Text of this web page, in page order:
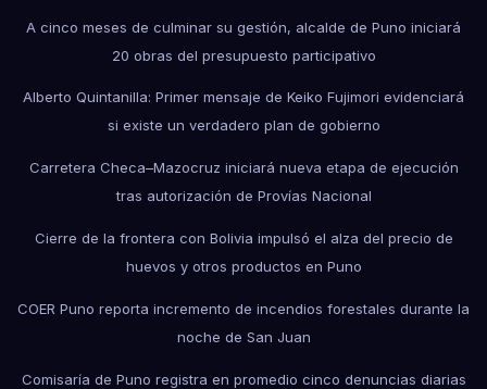
A cinco meses de culminar su gestión, alcalde de Puno iniciará
20 obras del presupuesto participativo
Alberto Quintanilla: Primer mensaje de Keiko Fujimori evidenciará
si existe un verdadero plan de gobierno
Carretera Checa–Mazocruz iniciará nueva etapa de ejecución
tras autorización de Provías Nacional
Cierre de la frontera con Bolivia impulsó el alza del precio de
huevos y otros productos en Puno
COER Puno reporta incremento de incendios forestales durante la
noche de San Juan
Comisaría de Puno registra en promedio cinco denuncias diarias